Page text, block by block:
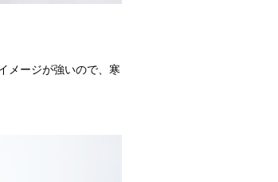
メージが強いので、寒